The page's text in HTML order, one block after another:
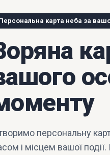
карта неба за
персональну
і місцем вашої